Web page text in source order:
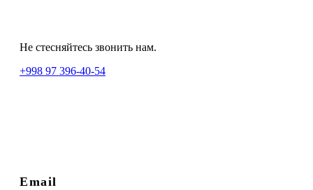
Не стесняйтесь звонить нам.
+998 97 396-40-54
Email